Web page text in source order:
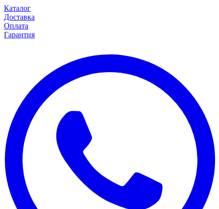
Каталог
Доставка
Оплата
Гарантия